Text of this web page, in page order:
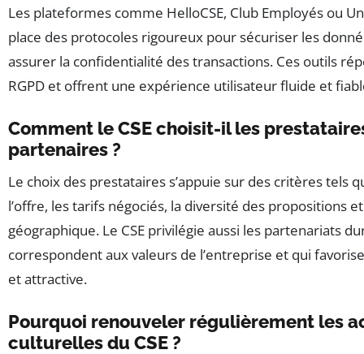
Les plateformes comme HelloCSE, Club Employés ou
place des protocoles rigoureux pour sécuriser les
assurer la confidentialité des transactions. Ces outils
RGPD et offrent une expérience utilisateur fluide et
Comment le CSE choisit-il les
partenaires ?
Le choix des prestataires s’appuie sur des critères tels
l’offre, les tarifs négociés, la diversité des propositions
géographique. Le CSE privilégie aussi les partenariats
correspondent aux valeurs de l’entreprise et qui
et attractive.
Pourquoi renouveler régulièrement les
culturelles du CSE ?